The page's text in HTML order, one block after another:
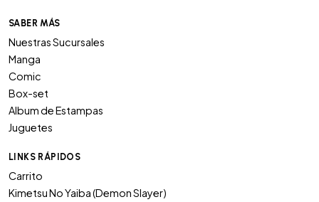
SABER MÁS
Nuestras Sucursales
Manga
Comic
Box-set
Album de Estampas
Juguetes
LINKS RÁPIDOS
Carrito
Kimetsu No Yaiba (Demon Slayer)